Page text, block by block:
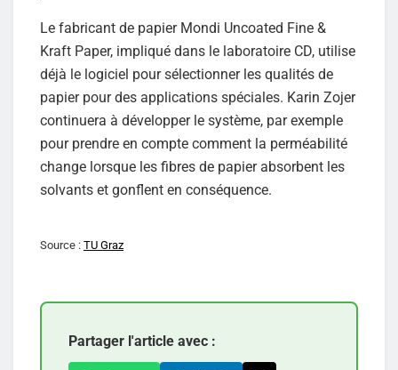
Le fabricant de papier Mondi Uncoated Fine &
Kraft Paper, impliqué dans le laboratoire CD, utilise
déjà le logiciel pour sélectionner les qualités de
papier pour des applications spéciales. Karin Zojer
continuera à développer le système, par exemple
pour prendre en compte comment la perméabilité
change lorsque les fibres de papier absorbent les
solvants et gonflent en conséquence.
Source : TU Graz
Partager l'article avec :